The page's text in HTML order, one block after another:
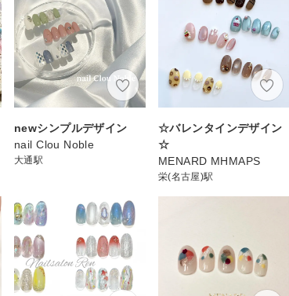
newシンプルデザイン
nail Clou Noble
大通駅
☆バレンタインデザイン
☆
MENARD MHMAPS
栄(名古屋)駅